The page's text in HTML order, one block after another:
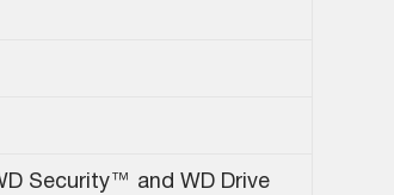
Security™ and WD Drive